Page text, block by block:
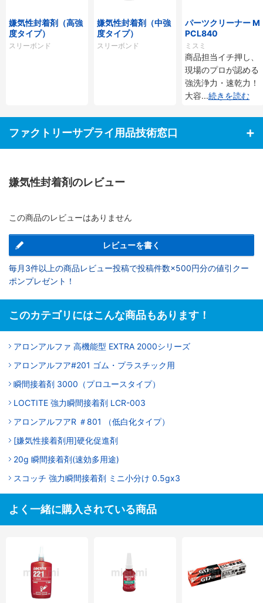
嫌気性封着剤（高強
度タイプ）
スリーボンド
嫌気性封着剤（中強
度タイプ）
スリーボンド
パーツクリーナー M
PCL840
ミスミ
商品担当イチ押し、
現場のプロが認める
強洗浄力・速乾力！
大容...続きを読む
ファクトリーサプライ用品技術窓口
嫌気性封着剤のレビュー
この商品のレビューはありません
レビューを書く
毎月3件以上の商品レビュー投稿で投稿件数×500円分の値引クー
ポンプレゼント！
このカテゴリにはこんな商品もあります！
アロンアルファ 高機能型 EXTRA 2000シリーズ
アロンアルフア#201 ゴム・プラスチック用
瞬間接着剤 3000（プロユースタイプ）
LOCTITE 強力瞬間接着剤 LCR-003
アロンアルフアR ＃801 （低白化タイプ）
[嫌気性接着剤用]硬化促進剤
20g 瞬間接着剤(速効多用途)
スコッチ 強力瞬間接着剤 ミニ小分け 0.5gx3
よく一緒に購入されている商品